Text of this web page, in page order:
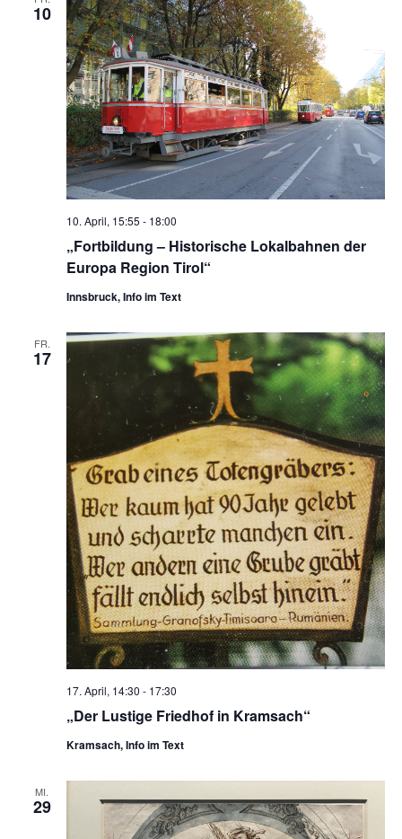
10
„Fortbildung – Historische Lokalbahnen der
Europa Region Tirol“
10. April, 15:55 - 18:00
Innsbruck, Info im Text
FR.
17
„Der Lustige Friedhof in Kramsach“
17. April, 14:30 - 17:30
Kramsach, Info im Text
MI.
29